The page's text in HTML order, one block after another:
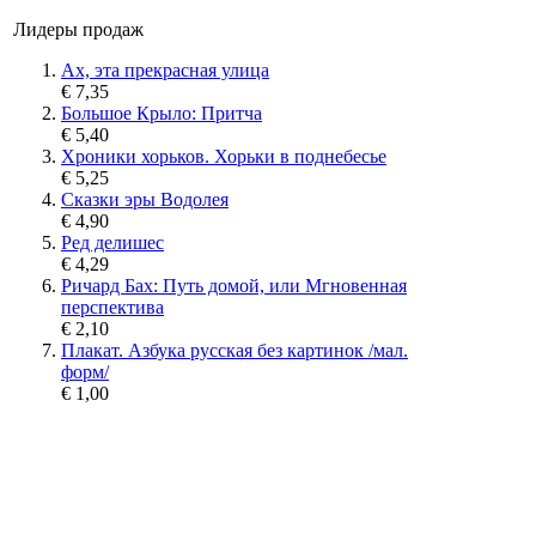
Лидеры продаж
Ах, эта прекрасная улица
€ 7,35
Большое Крыло: Притча
€ 5,40
Хроники хорьков. Хорьки в поднебесье
€ 5,25
Сказки эры Водолея
€ 4,90
Ред делишес
€ 4,29
Ричард Бах: Путь домой, или Мгновенная
перспектива
€ 2,10
Плакат. Азбука русская без картинок /мал.
форм/
€ 1,00